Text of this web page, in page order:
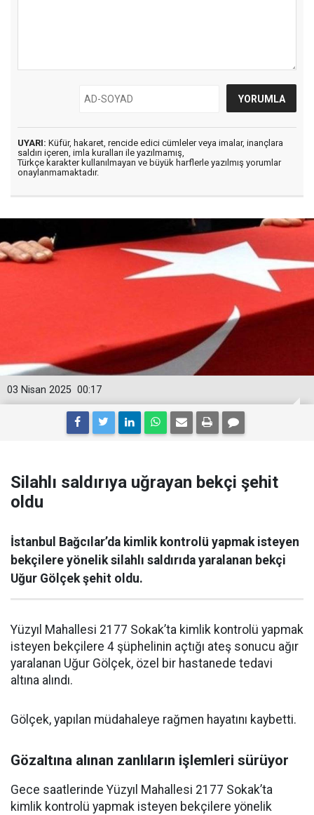
UYARI: Küfür, hakaret, rencide edici cümleler veya imalar, inançlara
saldırı içeren, imla kuralları ile yazılmamış,
Türkçe karakter kullanılmayan ve büyük harflerle yazılmış yorumlar
onaylanmamaktadır.
00:17
03 Nisan 2025
Silahlı saldırıya uğrayan bekçi şehit
oldu
İstanbul Bağcılar’da kimlik kontrolü yapmak isteyen
bekçilere yönelik silahlı saldırıda yaralanan bekçi
Uğur Gölçek şehit oldu.
Yüzyıl Mahallesi 2177 Sokak’ta kimlik kontrolü yapmak
isteyen bekçilere 4 şüphelinin açtığı ateş sonucu ağır
yaralanan Uğur Gölçek, özel bir hastanede tedavi
altına alındı.
Gölçek, yapılan müdahaleye rağmen hayatını kaybetti.
Gözaltına alınan zanlıların işlemleri sürüyor
Gece saatlerinde Yüzyıl Mahallesi 2177 Sokak’ta
kimlik kontrolü yapmak isteyen bekçilere yönelik